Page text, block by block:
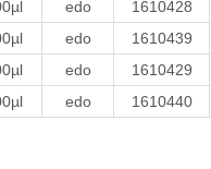
edo 1610428
edo 1610439
edo 1610429
edo 1610440